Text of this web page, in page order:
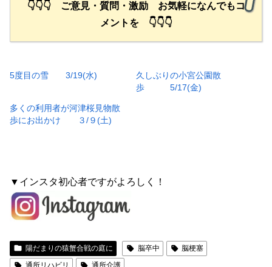
👇👇👇 ご意見・質問・激励 お気軽になんでもコ
メントを 👇👇👇
5度目の雪 3/19(水)
久しぶりの小宮公園散
歩 5/17(金)
多くの利用者が河津桜見物散
歩にお出かけ ３/９(土)
▼インスタ初心者ですがよろしく！
陽だまりの猿蟹合戦の庭に 脳卒中
脳梗塞
通所リハビリ
通所介護